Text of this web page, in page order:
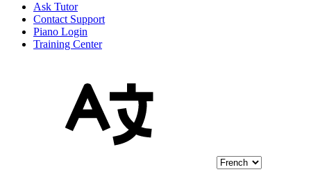
Ask Tutor
Contact Support
Piano Login
Training Center